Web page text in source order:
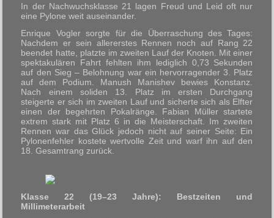
In der Nachwuchsklasse 21 lagen Freud und Leid oft nur
eine Pylone weit auseinander.
Enrique Vogler sorgte für die Überraschung des Tages:
Nachdem er sein allererstes Rennen noch auf Rang 22
beendet hatte, platzte im zweiten Lauf der Knoten. Mit einer
spektakulären Fahrt fehlten ihm lediglich 0,73 Sekunden
auf den Sieg – Belohnung war ein hervorragender 3. Platz
auf dem Podium. Manush Manishev bewies Konstanz.
Nach einem soliden 13. Platz im ersten Durchgang
steigerte er sich im zweiten Lauf und sicherte sich als Elfter
einen der begehrten Pokalränge. Fabian Müller startete
extrem stark mit Platz 6 in die Meisterschaft. Im zweiten
Rennen war das Glück jedoch nicht auf seiner Seite: Ein
Pylonenfehler kostete wertvolle Zeit und warf ihn auf den
18. Gesamtrang zurück.
Klasse 22 (19–23 Jahre): Bestzeiten und
Millimeterarbeit